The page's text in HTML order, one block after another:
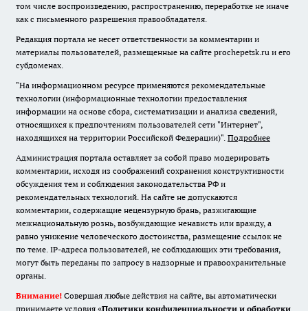
том числе воспроизведению, распространению, переработке не иначе
как с письменного разрешения правообладателя.
Редакция портала не несет ответственности за комментарии и
материалы пользователей, размещенные на сайте prochepetsk.ru и его
субдоменах.
"На информационном ресурсе применяются рекомендательные
технологии (информационные технологии предоставления
информации на основе сбора, систематизации и анализа сведений,
относящихся к предпочтениям пользователей сети "Интернет",
находящихся на территории Российской Федерации)". Подробнее
Администрация портала оставляет за собой право модерировать
комментарии, исходя из соображений сохранения конструктивности
обсуждения тем и соблюдения законодательства РФ и
рекомендательных технологий. На сайте не допускаются
комментарии, содержащие нецензурную брань, разжигающие
межнациональную рознь, возбуждающие ненависть или вражду, а
равно унижение человеческого достоинства, размещение ссылок не
по теме. IP-адреса пользователей, не соблюдающих эти требования,
могут быть переданы по запросу в надзорные и правоохранительные
органы.
Внимание! Совершая любые действия на сайте, вы автоматически
принимаете условия «Политики конфиденциальности и обработки